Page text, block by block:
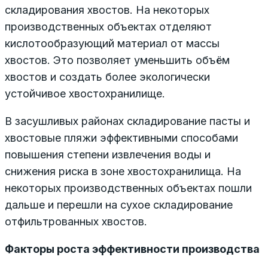
складирования хвостов. На некоторых
производственных объектах отделяют
кислотообразующий материал от массы
хвостов. Это позволяет уменьшить объём
хвостов и создать более экологически
устойчивое хвостохранилище.
В засушливых районах складирование пасты и
хвостовые пляжи эффективными способами
повышения степени извлечения воды и
снижения риска в зоне хвостохранилища. На
некоторых производственных объектах пошли
дальше и перешли на сухое складирование
отфильтрованных хвостов.
Факторы роста эффективности производства